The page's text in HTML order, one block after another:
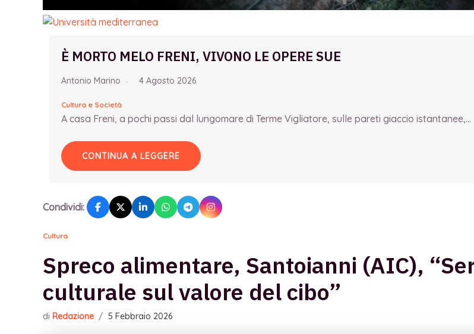
È MORTO MELO FRENI, VIVONO LE OPERE SUE
Antonio Marino 4 Agosto 2026
Cultura e Società
A casa Freni, a pochi passi dal lungomare di Terme Vigliatore, sulle pareti giaccio istantanee,...
CONTINUA A LEGGERE
Condividi:
Cultura
Spreco alimentare, Santoianni (AIC),
culturale sul valore del cibo”
di Redazione / 5 Febbraio 2026